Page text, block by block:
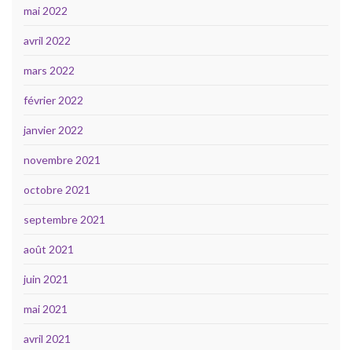
mai 2022
avril 2022
mars 2022
février 2022
janvier 2022
novembre 2021
octobre 2021
septembre 2021
août 2021
juin 2021
mai 2021
avril 2021